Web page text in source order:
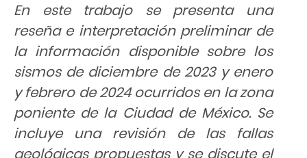
En este trabajo se presenta una
reseña e interpretación preliminar de
la información disponible sobre los
sismos de diciembre de 2023 y enero
y febrero de 2024 ocurridos en la zona
poniente de la Ciudad de México. Se
incluye una revisión de las fallas
geológicas propuestas y se discute el